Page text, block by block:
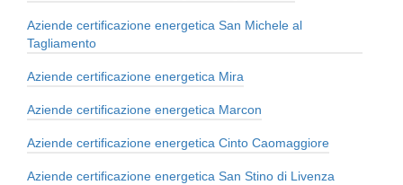
Aziende certificazione energetica San Michele al
Tagliamento
Aziende certificazione energetica Mira
Aziende certificazione energetica Marcon
Aziende certificazione energetica Cinto Caomaggiore
Aziende certificazione energetica San Stino di Livenza